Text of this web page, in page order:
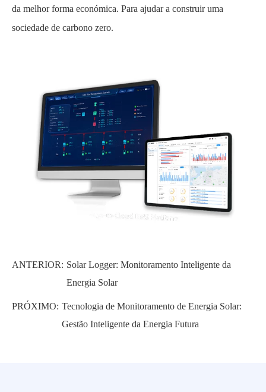
da melhor forma económica. Para ajudar a construir uma
sociedade de carbono zero.
ANTERIOR: Solar Logger: Monitoramento Inteligente da
Energia Solar
PRÓXIMO: Tecnologia de Monitoramento de Energia Solar:
Gestão Inteligente da Energia Futura